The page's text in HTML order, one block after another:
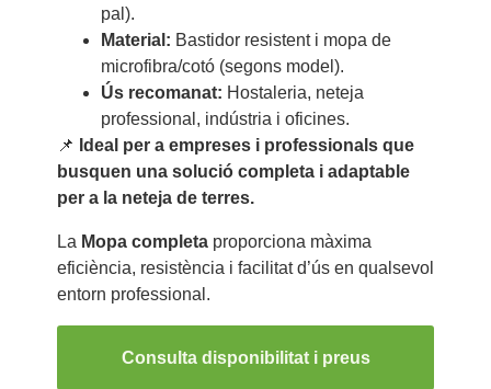
pal).
Material: Bastidor resistent i mopa de
microfibra/cotó (segons model).
Ús recomanat: Hostaleria, neteja
professional, indústria i oficines.
📌 Ideal per a empreses i professionals que
busquen una solució completa i adaptable
per a la neteja de terres.
La Mopa completaproporciona màxima
eficiència, resistència i facilitat d’ús en qualsevol
entorn professional.
Consulta disponibilitat i preus